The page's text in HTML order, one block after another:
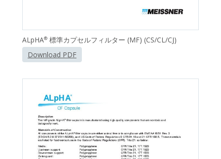
ALpHA® 標準カプセルフィルター (MF) (CS/CL/CJ)
Download PDF